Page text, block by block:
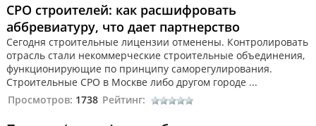
СРО строителей: как расшифровать
аббревиатуру, что дает партнерство
Сегодня строительные лицензии отменены. Контролировать
отрасль стали некоммерческие строительные объединения,
функционирующие по принципу саморегулирования.
Строительные СРО в Москве либо другом городе ...
Просмотров: 1738 Рейтинг: